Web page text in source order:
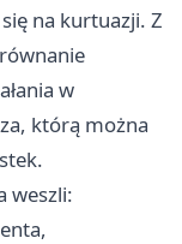
na kurtuazji. Z
w
którą można
weszli: